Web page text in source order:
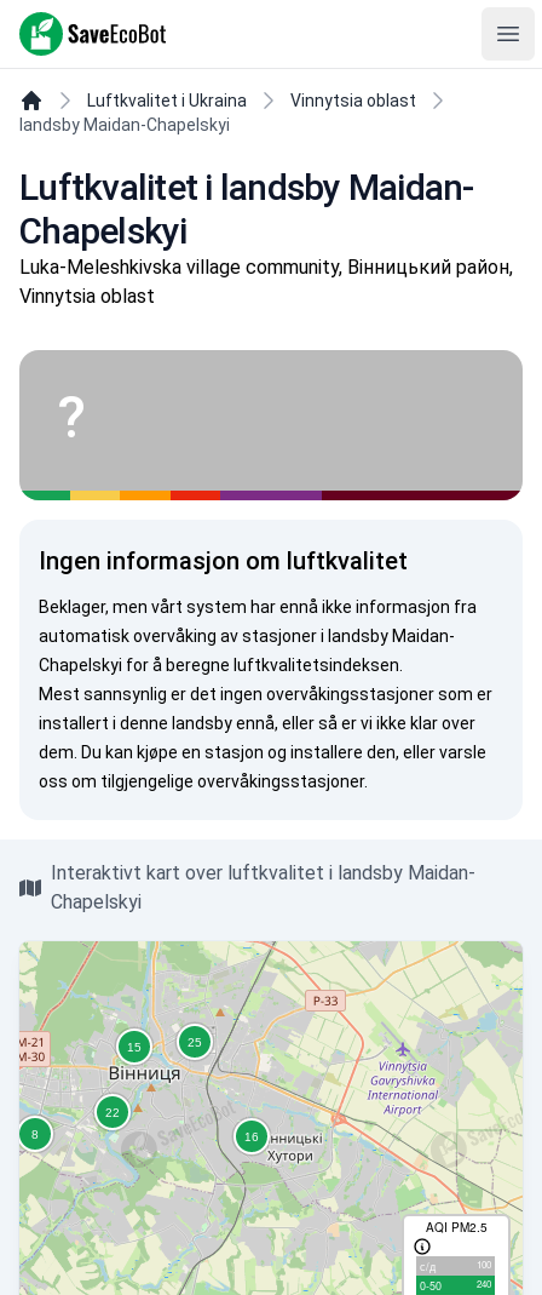
SaveEcoBot
Luftkvalitet i Ukraina
Vinnytsia oblast
landsby Maidan-Chapelskyi
Luftkvalitet i landsby Maidan-
Chapelskyi
Luka-Meleshkivska village community, Вінницький район,
Vinnytsia oblast
?
Ingen informasjon om luftkvalitet
Beklager, men vårt system har ennå ikke informasjon fra
automatisk overvåking av stasjoner i landsby Maidan-
Chapelskyi for å beregne luftkvalitetsindeksen.
Mest sannsynlig er det ingen overvåkingsstasjoner som er
installert i denne landsby ennå, eller så er vi ikke klar over
dem. Du kan kjøpe en stasjon og installere den, ellervarsle
oss om tilgjengelige overvåkingsstasjoner.
Interaktivt kart over luftkvalitet i landsby Maidan-
Chapelskyi
AQI PM2.5
с/д 100
0-50 240